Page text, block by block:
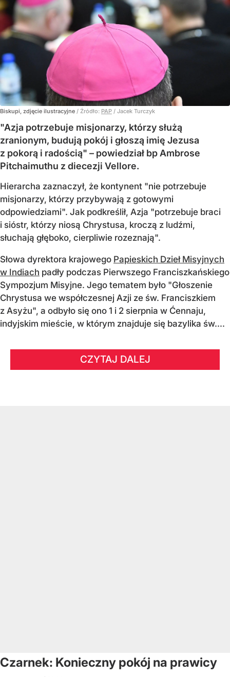
Biskupi, zdjęcie ilustracyjne / Źródło: PAP / Jacek Turczyk
"Azja potrzebuje misjonarzy, którzy służą
zranionym, budują pokój i głoszą imię Jezusa
z pokorą i radością" – powiedział bp Ambrose
Pitchaimuthu z diecezji Vellore.
Hierarcha zaznaczył, że kontynent "nie potrzebuje
misjonarzy, którzy przybywają z gotowymi
odpowiedziami". Jak podkreślił, Azja "potrzebuje braci
i sióstr, którzy niosą Chrystusa, kroczą z ludźmi,
słuchają głęboko, cierpliwie rozeznają".
Słowa dyrektora krajowego Papieskich Dzieł Misyjnych
w Indiach padły podczas Pierwszego Franciszkańskiego
Sympozjum Misyjne. Jego tematem było "Głoszenie
Chrystusa we współczesnej Azji ze św. Franciszkiem
z Asyżu", a odbyło się ono 1 i 2 sierpnia w Ćennaju,
indyjskim mieście, w którym znajduje się bazylika św....
CZYTAJ DALEJ
Czarnek: Konieczny pokój na prawicy